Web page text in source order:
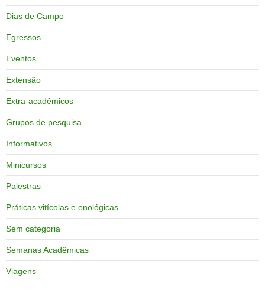
Dias de Campo
Egressos
Eventos
Extensão
Extra-acadêmicos
Grupos de pesquisa
Informativos
Minicursos
Palestras
Práticas vitícolas e enológicas
Sem categoria
Semanas Acadêmicas
Viagens